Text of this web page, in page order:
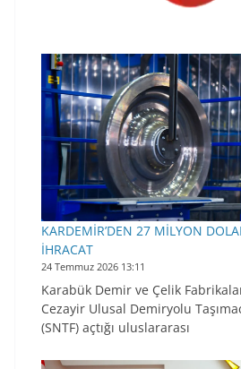
KARDEMİR’DEN 27 MİLYON
İHRACAT
24 Temmuz 2026 13:11
Karabük Demir ve Çelik
Cezayir Ulusal Demiryolu
(SNTF) açtığı uluslararası